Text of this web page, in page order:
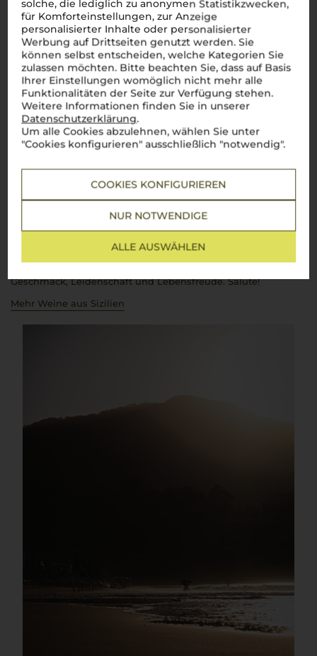
solche, die lediglich zu anonymen Statistikzwecken,
für Komforteinstellungen, zur Anzeige
personalisierter Inhalte oder personalisierter
Werbung auf Drittseiten genutzt werden. Sie
können selbst entscheiden, welche Kategorien Sie
zulassen möchten. Bitte beachten Sie, dass auf Basis
Ihrer Einstellungen womöglich nicht mehr alle
Funktionalitäten der Seite zur Verfügung stehen.
Weitere Informationen finden Sie in unserer
Datenschutzerklärung.
Um alle Cookies abzulehnen, wählen Sie unter
"Cookies konfigurieren" ausschließlich "notwendig".
COOKIES KONFIGURIEREN
NUR NOTWENDIGE
ALLE AUSWÄHLEN
Über die Region
Sizilien
Die Weininsel voller Sonne und Leidenschaft
Sizilien, die sonnenverwöhnte Insel im Mittelmeer,
beeindruckt mit einer Weintradition, die bis in die Antike
strahlenden Himmel, gedeihen Weine wie der kraftvolleNero
und der lebendige Grillo. Auf 165.000 Hektar
Rebfläche zeigt sich eine beeindruckende Vielfalt, die den
wahren Geist Italiens einfängt: authentisch, vielfältig und
voller Energie. Von den Hängen des Ätna bis zu den
PlanetaundTasca d'Almerita
Geschmack, Leidenschaft und Lebensfreude. Salute!
Mehr Weine aus Sizilien